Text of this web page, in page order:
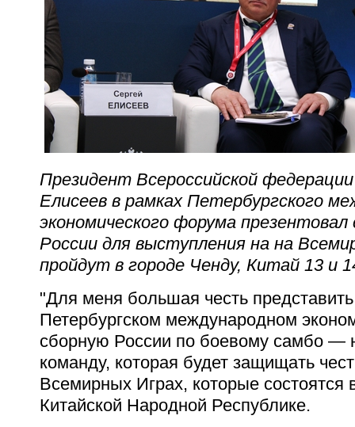
Президент Всероссийской
Елисеев в рамках Петербургского
экономического форума
России для выступления на на
пройдут в городе Ченду, Китай 13 и
"Для меня большая честь
Петербургском международном
сборную России по боевому самбо —
команду, которая будет защищать
Всемирных Играх, которые состоятся
Китайской Народной Республике.